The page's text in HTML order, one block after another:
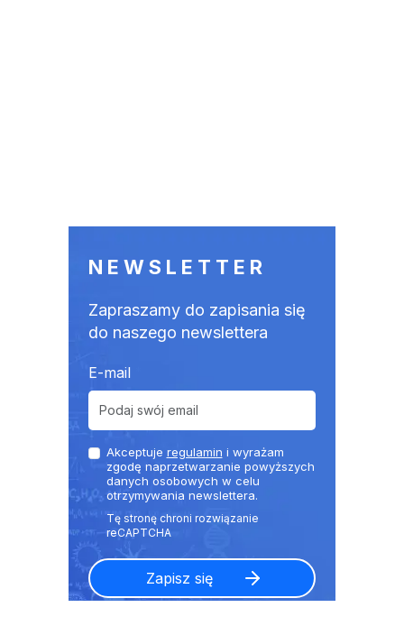
NEWSLETTER
Zapraszamy do zapisania się
do naszego newslettera
E-mail
Akceptuje regulamin i wyrażam
zgodę naprzetwarzanie powyższych
danych osobowych w celu
otrzymywania newslettera.